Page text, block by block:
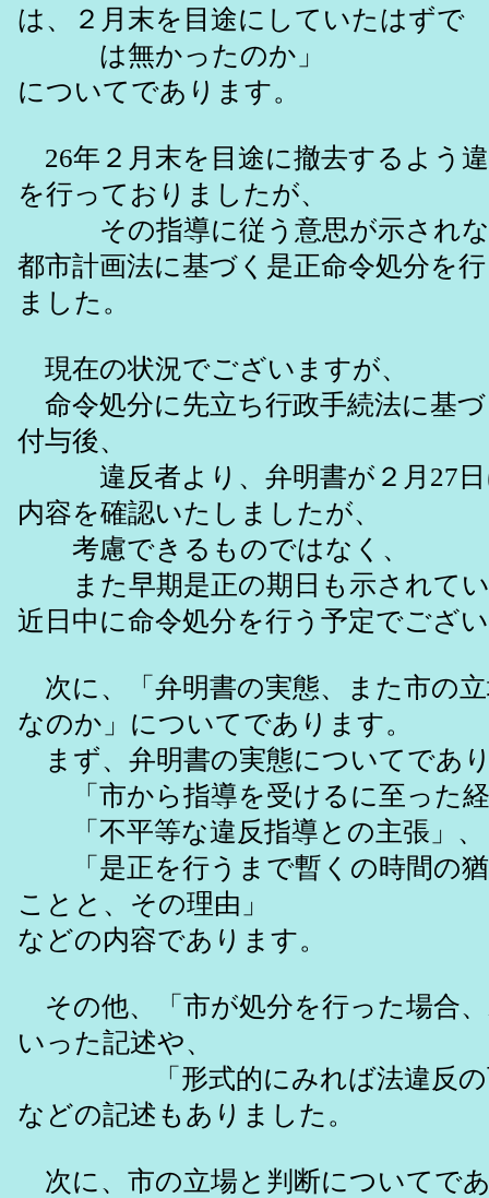
は、２月末を目途にしていたはずで
は無かったのか」
についてであります。
26年２月末を目途に撤去するよう
を行っておりましたが、
その指導に従う意思が示されな
都市計画法に基づく是正命令処分を
ました。
現在の状況でございますが、
命令処分に先立ち行政手続法に基
付与後、
違反者より、弁明書が２月27日
内容を確認いたしましたが、
考慮できるものではなく、
また早期是正の期日も示されて
近日中に命令処分を行う予定でござ
次に、「弁明書の実態、また市の
なのか」についてであります。
まず、弁明書の実態についてであ
「市から指導を受けるに至った
「不平等な違反指導との主張」、
「是正を行うまで暫くの時間の猶
ことと、その理由」
などの内容であります。
その他、「市が処分を行った場合
いった記述や、
「形式的にみれば法違反の
などの記述もありました。
次に、市の立場と判断についてで